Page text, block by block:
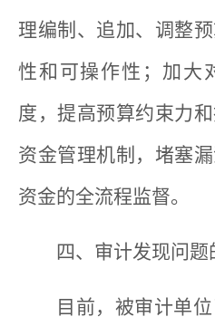
理编制、追加、调整
性和可操作性；加大
度，提高预算约束力
资金管理机制，堵塞
资金的全流程监督。
四、审计发现问
目前，被审计单